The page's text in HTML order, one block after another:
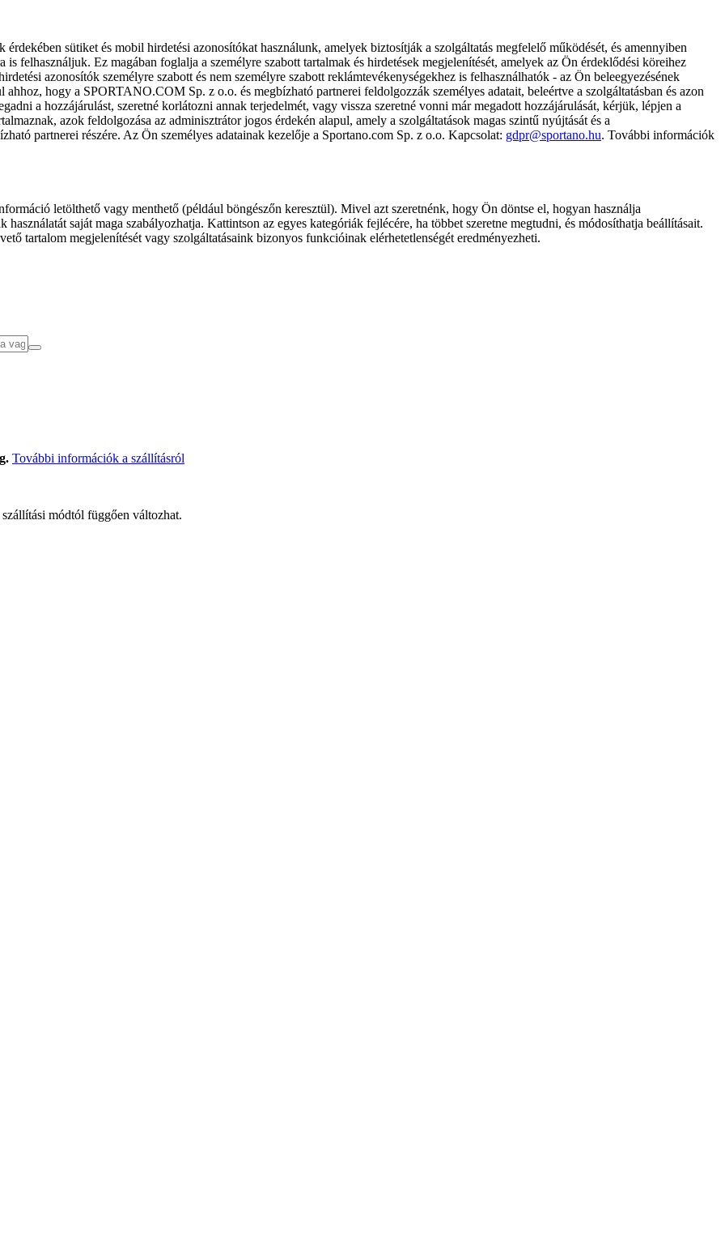
sütiket és mobil hirdetési azonosítókat használunk, amelyek biztosítják a szolgáltatás megfelelő működését, és amennyiben
is felhasználjuk. Ez magában foglalja a személyre szabott tartalmak és hirdetések megjelenítését, amelyek az Ön érdeklődési köreihez
azonosítók személyre szabott és nem személyre szabott reklámtevékenységekhez is felhasználhatók - az Ön beleegyezésének
hogy a SPORTANO.COM Sp. z o.o. és megbízható partnerei feldolgozzák személyes adatait, beleértve a szolgáltatásban és azon
a hozzájárulást, szeretné korlátozni annak terjedelmét, vagy vissza szeretné vonni már megadott hozzájárulását, kérjük, lépjen a
azok feldolgozása az adminisztrátor jogos érdekén alapul, amely a szolgáltatások magas szintű nyújtását és a
partnerei részére. Az Ön személyes adatainak kezelője a Sportano.com Sp. z o.o. Kapcsolat: gdpr@sportano.hu. További információk
letölthető vagy menthető (például böngészőn keresztül). Mivel azt szeretnénk, hogy Ön döntse el, hogyan használja
saját maga szabályozhatja. Kattintson az egyes kategóriák fejlécére, ha többet szeretne megtudni, és módosíthatja beállításait.
tartalom megjelenítését vagy szolgáltatásaink bizonyos funkcióinak elérhetetlenségét eredményezheti.
További információk a szállításról
módtól függően változhat.